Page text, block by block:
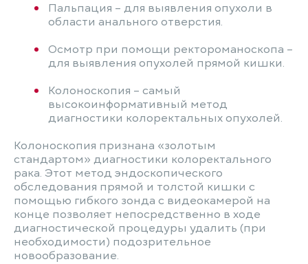
Пальпация – для выявления опухоли в
области анального отверстия.
Осмотр при помощи ректороманоскопа –
для выявления опухолей прямой кишки.
Колоноскопия – самый
высокоинформативный метод
диагностики колоректальных опухолей.
Колоноскопия признана «золотым
стандартом» диагностики колоректального
рака. Этот метод эндоскопического
обследования прямой и толстой кишки с
помощью гибкого зонда с видеокамерой на
конце позволяет непосредственно в ходе
диагностической процедуры удалить (при
необходимости) подозрительное
новообразование.